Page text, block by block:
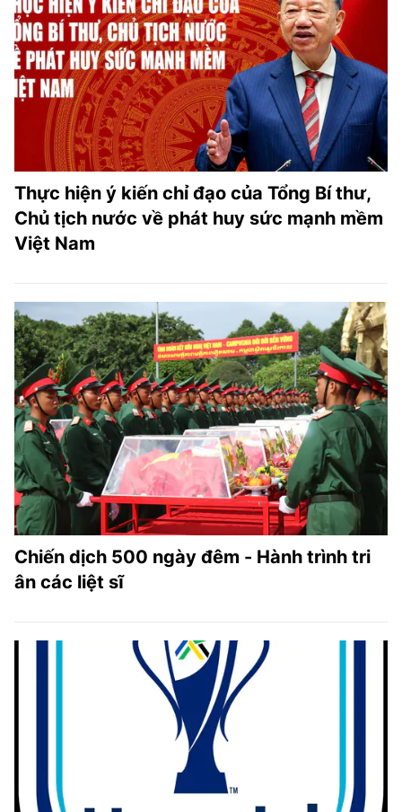
Thực hiện ý kiến chỉ đạo của Tổng Bí thư,
Chủ tịch nước về phát huy sức mạnh mềm
Việt Nam
Chiến dịch 500 ngày đêm - Hành trình tri
ân các liệt sĩ